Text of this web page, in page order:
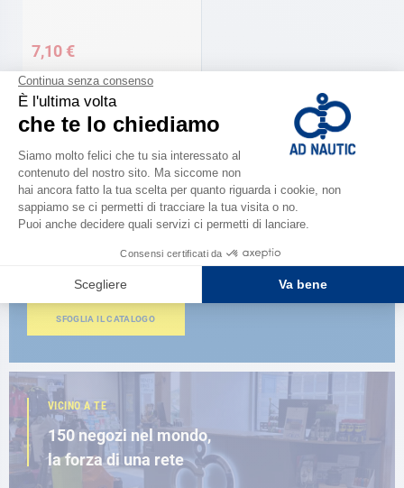
7,10 €
Scopri la
nuova guida AD 2026
SFOGLIA IL CATALOGO
VICINO A TE
150 negozi nel mondo,
la forza di una rete